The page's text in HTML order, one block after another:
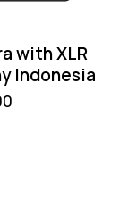
with XLR
Indonesia